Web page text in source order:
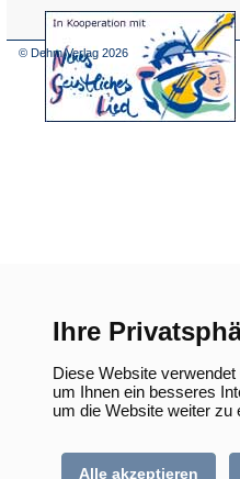
Ihre
Diese Website
um Ihnen ein besseres
um die Website weiter zu
Alle akzeptieren
in
© Dehm Verlag 2026